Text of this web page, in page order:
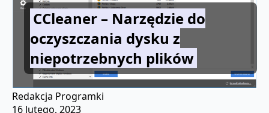
CCleaner – Narzędzie do
oczyszczania dysku z
niepotrzebnych plików
Redakcja Programki
16 lutego, 2023